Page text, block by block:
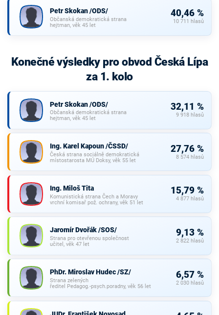
Petr Skokan /ODS/
Občanská demokratická strana
hejtman, věk 45 let
40,46 %
10 711 hlasů
Konečné výsledky pro obvod Česká Lípa
za 1. kolo
Petr Skokan /ODS/
Občanská demokratická strana
hejtman, věk 45 let
32,11 %
9 918 hlasů
Ing. Karel Kapoun /ČSSD/
Česká strana sociálně demokratická
místostarosta MÚ Doksy, věk 55 let
27,76 %
8 574 hlasů
Ing. Miloš Tita
Komunistická strana Čech a Moravy
vrchní komisař pož. ochrany, věk 51 let
15,79 %
4 877 hlasů
Jaromír Dvořák /SOS/
Strana pro otevřenou společnost
učitel, věk 47 let
9,13 %
2 822 hlasů
PhDr. Miroslav Hudec /SZ/
Strana zelených
ředitel Pedagog.-psych.poradny, věk 56 let
6,57 %
2 030 hlasů